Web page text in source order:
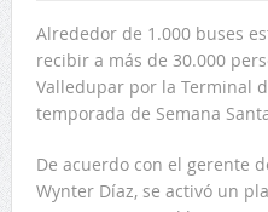
Alrededor de 1.000 buses
recibir a más de 30.000
Valledupar por la Terminal
temporada de Semana
De acuerdo con el gerente
Wynter Díaz, se activó un